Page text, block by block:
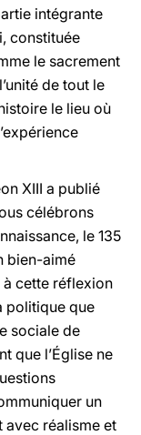
intégrante
constituée
le sacrement
de tout le
le lieu où
XIII a publié
célébrons
le 135
bien-aimé
à cette réflexion
politique que
sociale de
que l’Église ne
un
avec réalisme et